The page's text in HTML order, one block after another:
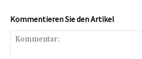
Kommentieren Sie den Artikel